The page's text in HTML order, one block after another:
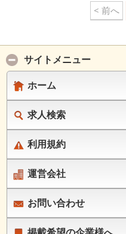
< 前へ
サイトメニュー
ホーム
求人検索
利用規約
運営会社
お問い合わせ